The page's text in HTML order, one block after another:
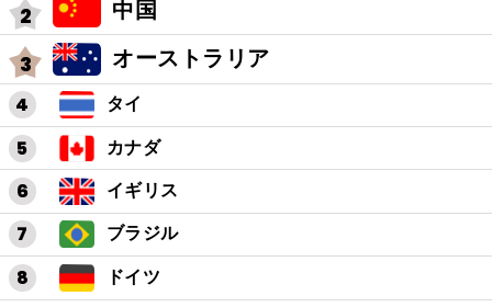
中国
オーストラリア
タイ
カナダ
イギリス
ブラジル
ドイツ